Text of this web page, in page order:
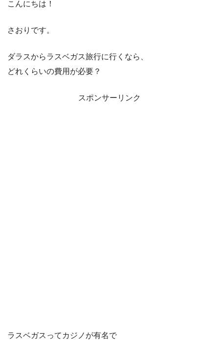
こんにちは！
さおりです。
ダラスからラスベガス旅行に行くなら、
どれくらいの費用が必要？
スポンサーリンク
ラスベガスってカジノが有名で